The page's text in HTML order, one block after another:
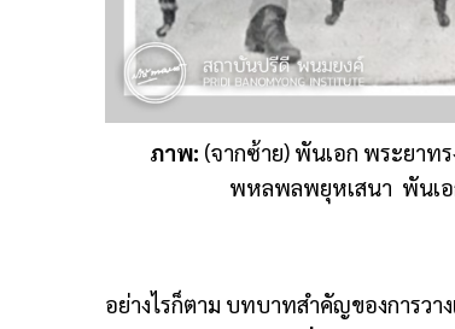
ภาพ: (จากซ้าย) พันเอก พระยา
พหลพลพยุหเสนา พันเอ
อย่างไรก็ตาม บทบาทสำคัญของการวา